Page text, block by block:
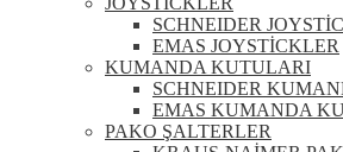
SCHNEIDER
EMAS JOYSTİCKLER
KUMANDA KUTULARI
SCHNEIDER
EMAS KUMANDA
PAKO ŞALTERLER